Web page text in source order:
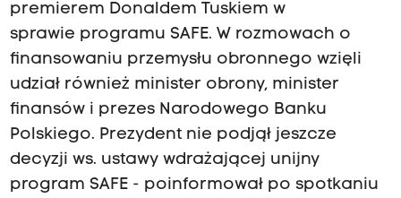
premierem Donaldem Tuskiem w
sprawie programu SAFE. W rozmowach o
finansowaniu przemysłu obronnego wzięli
udział również minister obrony, minister
finansów i prezes Narodowego Banku
Polskiego. Prezydent nie podjął jeszcze
decyzji ws. ustawy wdrażającej unijny
program SAFE - poinformował po spotkaniu